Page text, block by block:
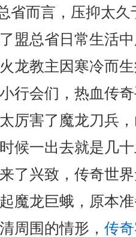
省而言，压抑太
盟总省日常生活
龙教主因寒冷而
行会们，热血传
厉害了魔龙刀兵
候一出去就是几
了兴致，传奇世
魔龙巨蛾，原本
周围的情形， 传